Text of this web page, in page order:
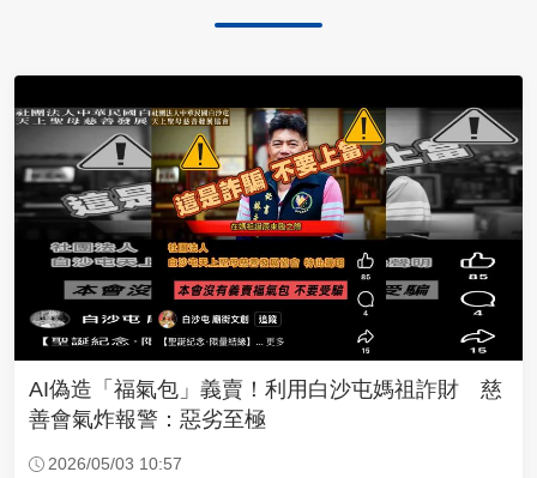
AI偽造「福氣包」義賣！利用白沙屯媽祖詐財 慈
善會氣炸報警：惡劣至極
2026/05/03 10:57